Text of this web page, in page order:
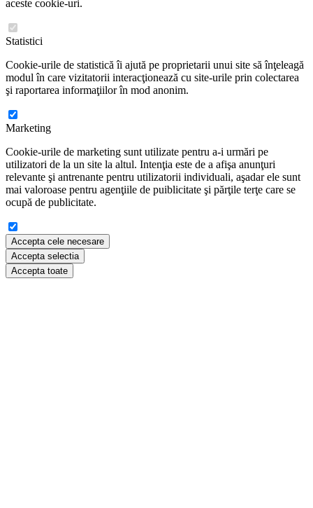
aceste cookie-uri.
Statistici
Cookie-urile de statistică îi ajută pe proprietarii unui site să înţeleagă
modul în care vizitatorii interacţionează cu site-urile prin colectarea
şi raportarea informaţiilor în mod anonim.
Marketing
Cookie-urile de marketing sunt utilizate pentru a-i urmări pe
utilizatori de la un site la altul. Intenţia este de a afişa anunţuri
relevante şi antrenante pentru utilizatorii individuali, aşadar ele sunt
mai valoroase pentru agenţiile de puiblicitate şi părţile terţe care se
ocupă de publicitate.
Accepta cele necesare
Accepta selectia
Accepta toate